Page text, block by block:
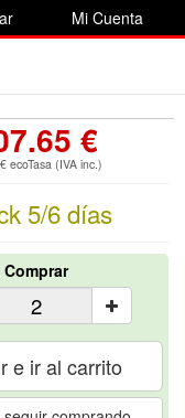
Mi Cuenta
€
ecoTasa (IVA inc.)
5/6 días
Comprar
e ir al carrito